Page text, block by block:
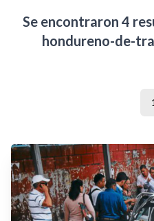
Se encontraron 4
hondureno-de-
1